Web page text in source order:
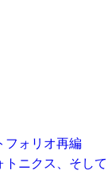
フォリオ再編
トニクス、そして